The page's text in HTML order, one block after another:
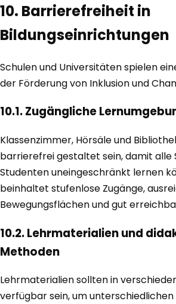
10. Barrierefreiheit in
Bildungseinrichtungen
Schulen und Universitäten spielen
der Förderung von Inklusion und
10.1. Zugängliche
Klassenzimmer, Hörsäle und
barrierefrei gestaltet sein, damit alle
Studenten uneingeschränkt lernen
beinhaltet stufenlose Zugänge,
Bewegungsflächen und gut
10.2. Lehrmaterialien und
Methoden
Lehrmaterialien sollten in
verfügbar sein, um